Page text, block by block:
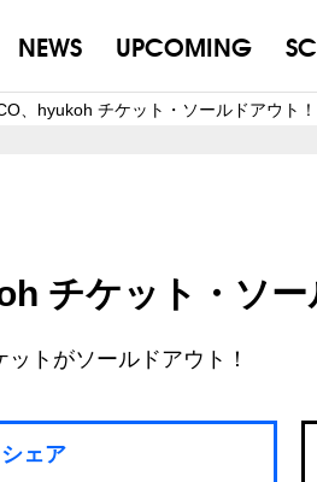
NEWS UPCOMING
、hyukoh チケット・ソールドアウト！
チケット・ソー
ットがソールドアウト！
シェア